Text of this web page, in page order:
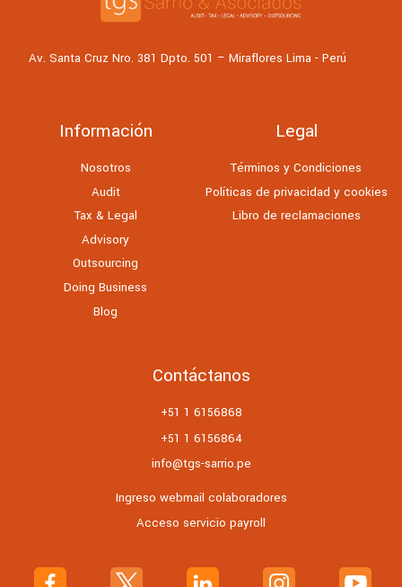
Av. Santa Cruz Nro. 381 Dpto. 501 – Miraflores Lima - Perú
Información
Nosotros
Audit
Tax & Legal
Advisory
Outsourcing
Doing Business
Blog
Legal
Términos y Condiciones
Políticas de privacidad y cookies
Libro de reclamaciones
Contáctanos
+51 1 6156868
+51 1 6156864
info@tgs-sarrio.pe
Ingreso webmail colaboradores
Acceso servicio payroll